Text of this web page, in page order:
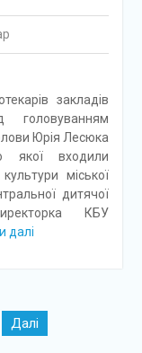
закладів
головуванням
Юрія Лесюка
якої входили
міської
дитячої
КБУ
далі
Далі